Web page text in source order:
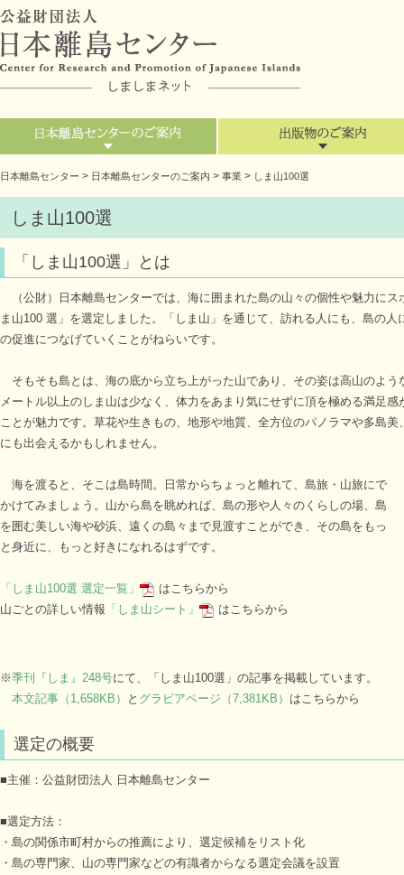
日本離島センター > 日本離島センターのご案内 > 事業 > しま山100選
しま山100選
「しま山100選」とは
（公財）日本離島センターでは、海に囲まれた島の山々の個性や魅力に
ま山100 選」を選定しました。「しま山」を通じて、訪れる人にも、島の
の促進につなげていくことがねらいです。
そもそも島とは、海の底から立ち上がった山であり、その姿は高山のよ
メートル以上のしま山は少なく、体力をあまり気にせずに頂を極める満足
ことが魅力です。草花や生きもの、地形や地質、全方位のパノラマや多島
にも出会えるかもしれません。
海を渡ると、そこは島時間。日常からちょっと離れて、島旅・山旅にで
かけてみましょう。山から島を眺めれば、島の形や人々のくらしの場、島
を囲む美しい海や砂浜、遠くの島々まで見渡すことができ、その島をもっ
と身近に、もっと好きになれるはずです。
「しま山100選 選定一覧」
はこちらから
山ごとの詳しい情報 「しま山シート」 はこちらから
※季刊『しま』248号にて、「しま山100選」の記事を掲載しています。
本文記事（1,658KB）
と グラビアページ（7,381KB） はこちらから
選定の概要
■主催：公益財団法人 日本離島センター
■選定方法：
・島の関係市町村からの推薦により、選定候補をリスト化
・島の専門家、山の専門家などの有識者からなる選定会議を設置